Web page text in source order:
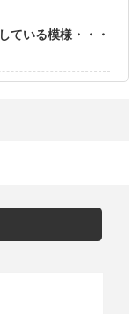
ている模様・・・